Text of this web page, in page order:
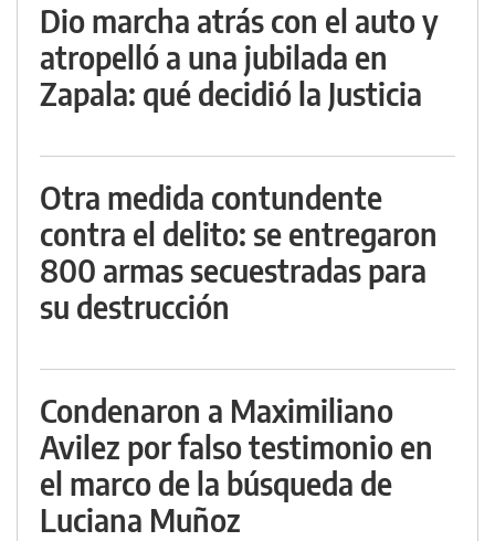
Dio marcha atrás con el auto y
atropelló a una jubilada en
Zapala: qué decidió la Justicia
Otra medida contundente
contra el delito: se entregaron
800 armas secuestradas para
su destrucción
Condenaron a Maximiliano
Avilez por falso testimonio en
el marco de la búsqueda de
Luciana Muñoz